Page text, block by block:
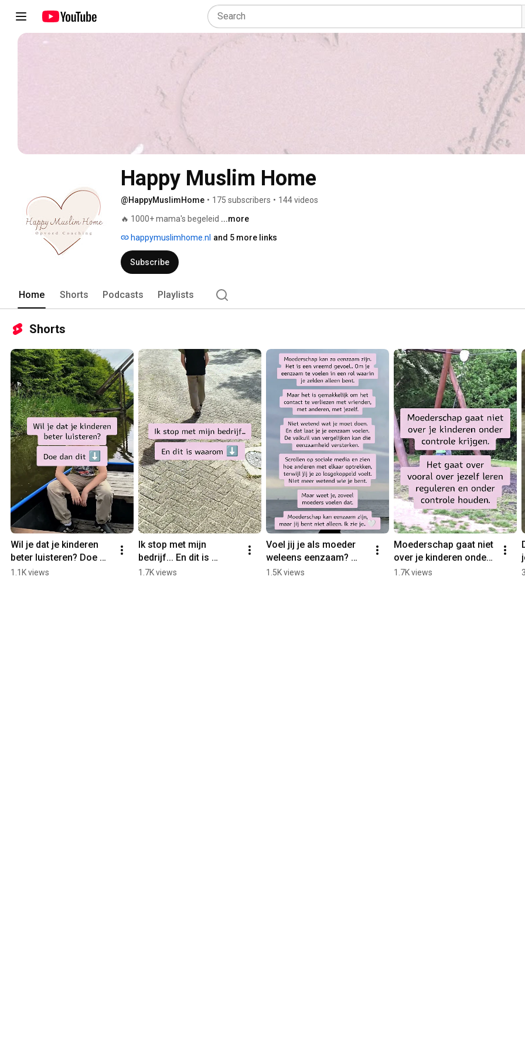
Happy Muslim Home
@HappyMuslimHome • 175 subscribers • 144 videos
🔥 1000+ mama's begeleid ...more
happymuslimhome.nl and 5 more links
Subscribe
Home Shorts Podcasts Playlists
Shorts
Wil je dat je kinderen
beter luisteren? Doe
dan dit... #Shorts
1.1K views
Ik stop met mijn
bedrijf... En dit is
waarom... #Shorts
1.7K views
Voel jij je als moeder
weleens eenzaam?
#Shorts #Eenzaamheid
1.5K views
Moederschap gaat niet
over je kinderen onder
controle krijgen.
1.7K views